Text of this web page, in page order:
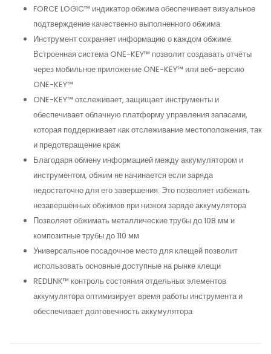
FORCE LOGIC™ индикатор обжима обеспечивает визуальное
подтверждение качественно выполненного обжима
Инструмент сохраняет информацию о каждом обжиме.
Встроенная система ONE-KEY™ позволит создавать отчёты
через мобильное приложение ONE-KEY™ или веб-версию
ONE-KEY™
ONE-KEY™ отслеживает, защищает инструменты и
обеспечивает облачную платформу управления запасами,
которая поддерживает как отслеживание местоположения, так
и предотвращение краж
Благодаря обмену информацией между аккумулятором и
инструментом, обжим не начинается если заряда
недостаточно для его завершения. Это позволяет избежать
незавершённых обжимов при низком заряде аккумулятора
Позволяет обжимать металлические трубы до 108 мм и
композитные трубы до 110 мм
Универсальное посадочное место для клещей позволит
использовать основные доступные на рынке клещи
REDLINK™ контроль состояния отдельных элементов
аккумулятора оптимизирует время работы инструмента и
обеспечивает долговечность аккумулятора